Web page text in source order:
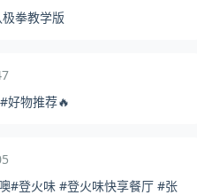
拳教学版
好物推荐🔥
#登火味 #登火味快享餐厅 #张